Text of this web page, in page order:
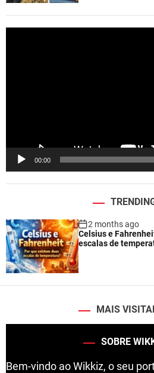
00:00
2 months ago
Celsius e
escalas de
MAIS
SOBRE
Bem-vindo ao Wikkiz, o seu